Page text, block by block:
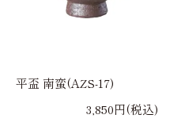
平盃 南蛮(AZS-17)
3,850円(税込)